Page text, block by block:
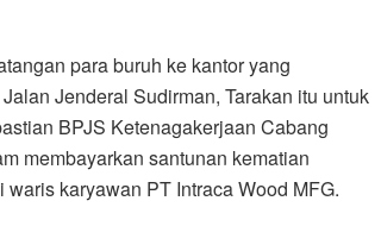
para buruh ke kantor yang
Jenderal Sudirman, Tarakan itu untuk
BPJS Ketenagakerjaan Cabang
membayarkan santunan kematian
waris karyawan PT Intraca Wood MFG.